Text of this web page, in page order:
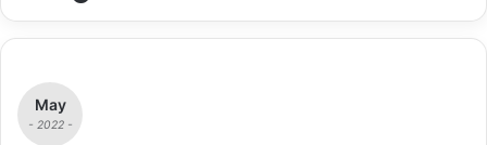
May
- 2022 -